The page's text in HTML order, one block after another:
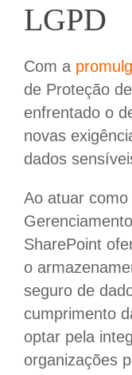
LGPD
Com a
de Proteção
enfrentado o
novas
dados
Ao atuar
SharePoint
o
seguro de
cumprimento
optar pela
organizações